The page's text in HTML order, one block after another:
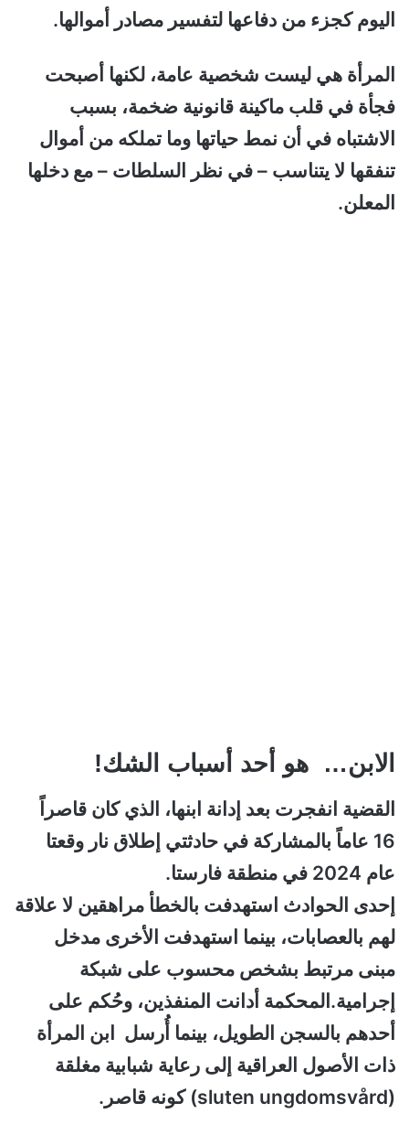
اليوم كجزء من دفاعها لتفسير مصادر أموالها.
المرأة هي ليست شخصية عامة، لكنها أصبحت
فجأة في قلب ماكينة قانونية ضخمة، بسبب
الاشتباه في أن نمط حياتها وما تملكه من أموال
تنفقها لا يتناسب – في نظر السلطات – مع دخلها
المعلن.
الابن… هو أحد أسباب الشك!
القضية انفجرت بعد إدانة ابنها، الذي كان قاصراً
16 عاماً بالمشاركة في حادثتي إطلاق نار وقعتا
عام 2024 في منطقة فارستا.
إحدى الحوادث استهدفت بالخطأ مراهقين لا علاقة
لهم بالعصابات، بينما استهدفت الأخرى مدخل
مبنى مرتبط بشخص محسوب على شبكة
إجرامية.المحكمة أدانت المنفذين، وحُكم على
أحدهم بالسجن الطويل، بينما أُرسل ابن المرأة
ذات الأصول العراقية إلى رعاية شبابية مغلقة
(sluten ungdomsvård) كونه قاصر.